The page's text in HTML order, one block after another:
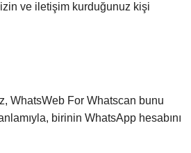
ve iletişim kurduğunuz kişi
WhatsWeb For Whatscan bunu
birinin WhatsApp hesabını